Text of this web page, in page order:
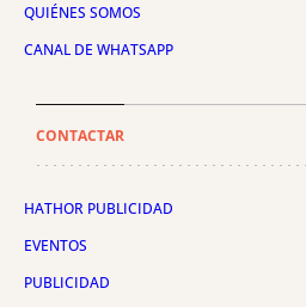
QUIÉNES SOMOS
CANAL DE WHATSAPP
CONTACTAR
HATHOR PUBLICIDAD
EVENTOS
PUBLICIDAD